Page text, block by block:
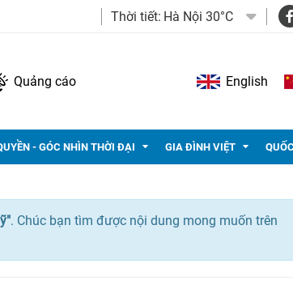
Thời tiết: Hà Nội 30°C
Quảng cáo English
- GÓC NHÌN THỜI ĐẠI GIA ĐÌNH VIỆT
. Chúc bạn tìm được nội dung mong muốn trên